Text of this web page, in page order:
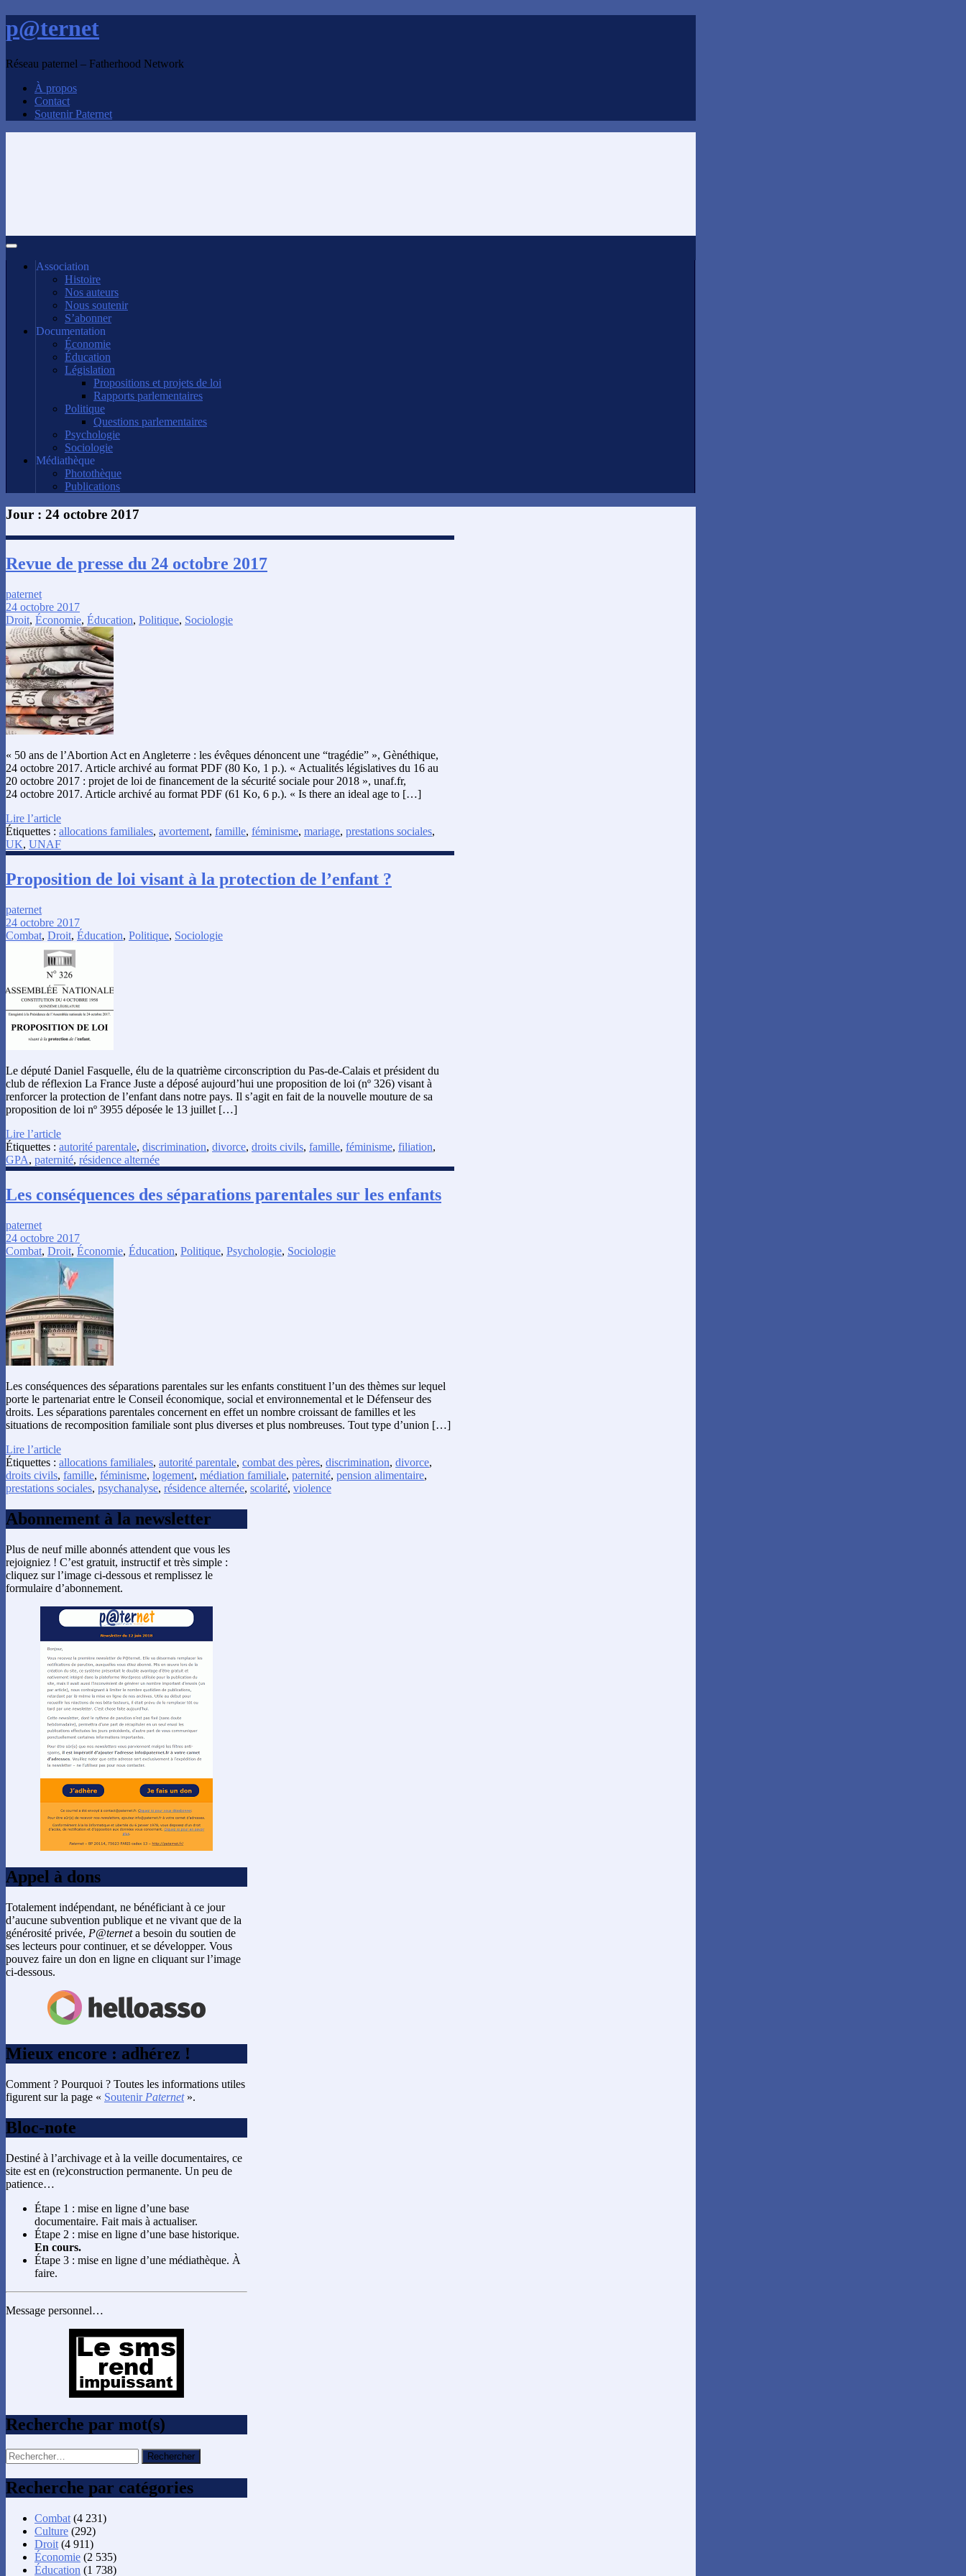
p@ternet
Réseau paternel – Fatherhood Network
À propos
Contact
Soutenir Paternet
Association
Histoire
Nos auteurs
Nous soutenir
S’abonner
Documentation
Économie
Éducation
Législation
Propositions et projets de loi
Rapports parlementaires
Politique
Questions parlementaires
Psychologie
Sociologie
Médiathèque
Photothèque
Publications
Jour : 24 octobre 2017
Revue de presse du 24 octobre 2017
paternet
24 octobre 2017
Droit, Économie, Éducation, Politique, Sociologie
« 50 ans de l’Abortion Act en Angleterre : les évêques dénoncent une “tragédie” », Gènéthique,
24 octobre 2017. Article archivé au format PDF (80 Ko, 1 p.). « Actualités législatives du 16 au
20 octobre 2017 : projet de loi de financement de la sécurité sociale pour 2018 », unaf.fr,
24 octobre 2017. Article archivé au format PDF (61 Ko, 6 p.). « Is there an ideal age to […]
Lire l’article
Étiquettes : allocations familiales, avortement, famille, féminisme, mariage, prestations sociales,
UK, UNAF
Proposition de loi visant à la protection de l’enfant ?
paternet
24 octobre 2017
Combat, Droit, Éducation, Politique, Sociologie
Le député Daniel Fasquelle, élu de la quatrième circonscription du Pas-de-Calais et président du
club de réflexion La France Juste a déposé aujourd’hui une proposition de loi (nº 326) visant à
renforcer la protection de l’enfant dans notre pays. Il s’agit en fait de la nouvelle mouture de sa
proposition de loi nº 3955 déposée le 13 juillet […]
Lire l’article
Étiquettes : autorité parentale, discrimination, divorce, droits civils, famille, féminisme, filiation,
GPA, paternité, résidence alternée
Les conséquences des séparations parentales sur les enfants
paternet
24 octobre 2017
Combat, Droit, Économie, Éducation, Politique, Psychologie, Sociologie
Les conséquences des séparations parentales sur les enfants constituent l’un des thèmes sur lequel
porte le partenariat entre le Conseil économique, social et environnemental et le Défenseur des
droits. Les séparations parentales concernent en effet un nombre croissant de familles et les
situations de recomposition familiale sont plus diverses et plus nombreuses. Tout type d’union […]
Lire l’article
Étiquettes : allocations familiales, autorité parentale, combat des pères, discrimination, divorce,
droits civils, famille, féminisme, logement, médiation familiale, paternité, pension alimentaire,
prestations sociales, psychanalyse, résidence alternée, scolarité, violence
Abonnement à la newsletter
Plus de neuf mille abonnés attendent que vous les
rejoigniez ! C’est gratuit, instructif et très simple :
cliquez sur l’image ci-dessous et remplissez le
formulaire d’abonnement.
Appel à dons
Totalement indépendant, ne bénéficiant à ce jour
d’aucune subvention publique et ne vivant que de la
générosité privée, P@terneta besoin du soutien de
ses lecteurs pour continuer, et se développer. Vous
pouvez faire un don en ligne en cliquant sur l’image
ci-dessous.
Mieux encore : adhérez !
Comment ? Pourquoi ? Toutes les informations utiles
figurent sur la page « Soutenir Paternet».
Bloc-note
Destiné à l’archivage et à la veille documentaires, ce
site est en (re)construction permanente. Un peu de
patience…
Étape 1 : mise en ligne d’une base
documentaire. Fait mais à actualiser.
Étape 2 : mise en ligne d’une base historique.
En cours.
Étape 3 : mise en ligne d’une médiathèque. À
faire.
Message personnel…
Recherche par mot(s)
Rechercher :
Recherche par catégories
Combat (4 231)
Culture (292)
Droit (4 911)
Économie (2 535)
Éducation (1 738)